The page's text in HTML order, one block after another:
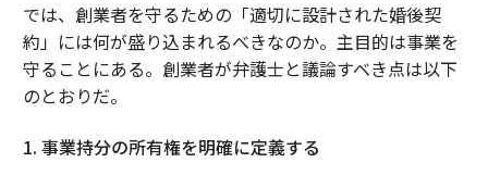
では、創業者を守るための「適切に設計された婚後契
約」には何が盛り込まれるべきなのか。主目的は事業を
守ることにある。創業者が弁護士と議論すべき点は以下
のとおりだ。
1. 事業持分の所有権を明確に定義する